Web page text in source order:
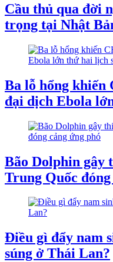
Cầu thủ qua đời
trọng tại Nhật
Ba lỗ hổng khiến
đại dịch Ebola
Bão Dolphin gây
Trung Quốc
Điều gì đẩy nam
súng ở Thái Lan?